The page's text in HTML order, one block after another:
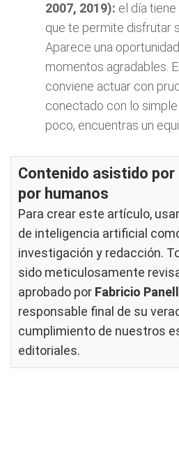
2007, 2019): el día
que te permite disfrutar
Aparece una
momentos agradables.
conviene actuar con
conectado con lo
poco, encuentras un
Contenido asistido
por humanos
Para crear este artículo,
de inteligencia artificial
investigación y redacción.
sido meticulosamente
aprobado por Fabricio
responsable final de su
cumplimiento de nuestros
editoriales.